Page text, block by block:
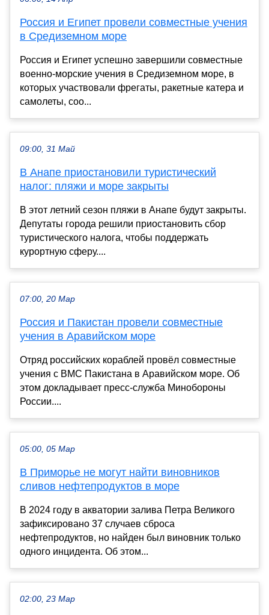
Россия и Египет провели совместные учения
в Средиземном море
Россия и Египет успешно завершили совместные
военно-морские учения в Средиземном море, в
которых участвовали фрегаты, ракетные катера и
самолеты, соо...
09:00, 31 Май
В Анапе приостановили туристический
налог: пляжи и море закрыты
В этот летний сезон пляжи в Анапе будут закрыты.
Депутаты города решили приостановить сбор
туристического налога, чтобы поддержать
курортную сферу....
07:00, 20 Мар
Россия и Пакистан провели совместные
учения в Аравийском море
Отряд российских кораблей провёл совместные
учения с ВМС Пакистана в Аравийском море. Об
этом докладывает пресс-служба Минобороны
России....
05:00, 05 Мар
В Приморье не могут найти виновников
сливов нефтепродуктов в море
В 2024 году в акватории залива Петра Великого
зафиксировано 37 случаев сброса
нефтепродуктов, но найден был виновник только
одного инцидента. Об этом...
02:00, 23 Мар